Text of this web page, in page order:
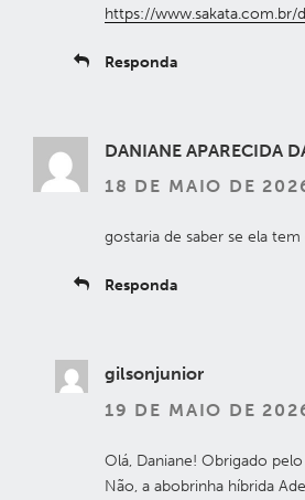
https://www.sakata.com.br/
Responda
DANIANE APARECIDA
18 DE MAIO DE
gostaria de saber se ela
Responda
gilsonjunior
19 DE MAIO DE
Olá, Daniane! Obrigado
Não, a abobrinha híbrida